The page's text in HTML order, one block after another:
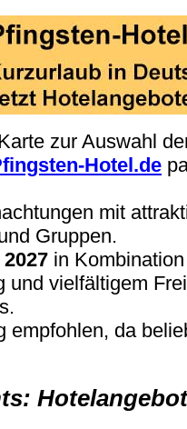
zur Auswahl
Hotel.de
mit
Gruppen.
in
und vielfältigem
empfohlen, da